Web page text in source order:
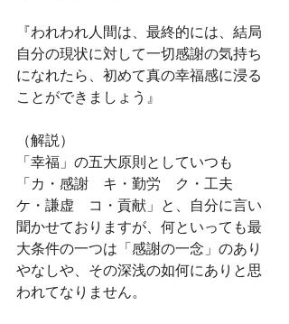
『われわれ人間は、最終的には、結局
自分の現状に対して一切感謝の気持ち
になれたら、初めて真の幸福感に浸る
ことができましょう』
（解説）
「幸福」の五大原則としていつも
「カ・感謝　キ・勤労　ク・工夫
ケ・謙虚　コ・貢献」と、自分に言い
聞かせておりますが、何といっても最
大条件の一つは「感謝の一念」のあり
やなしや、その深浅の如何にありと思
われてなりません。